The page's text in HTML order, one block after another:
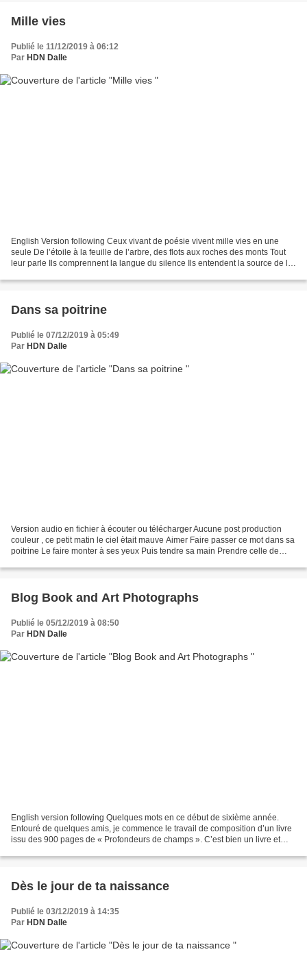
Mille vies
Publié le 11/12/2019 à 06:12
Par HDN Dalle
English Version following Ceux vivant de poésie vivent mille vies en une
seule De l’étoile à la feuille de l’arbre, des flots aux roches des monts Tout
leur parle Ils comprennent la langue du silence Ils entendent la source de la
Dans sa poitrine
Publié le 07/12/2019 à 05:49
Par HDN Dalle
Version audio en fichier à écouter ou télécharger Aucune post production
couleur , ce petit matin le ciel ètait mauve Aimer Faire passer ce mot dans sa
poitrine Le faire monter à ses yeux Puis tendre sa main Prendre celle de
Blog Book and Art Photographs
Publié le 05/12/2019 à 08:50
Par HDN Dalle
English version following Quelques mots en ce début de sixième année.
Entouré de quelques amis, je commence le travail de composition d’un livre
issu des 900 pages de « Profondeurs de champs ». C’est bien un livre et
Dès le jour de ta naissance
Publié le 03/12/2019 à 14:35
Par HDN Dalle